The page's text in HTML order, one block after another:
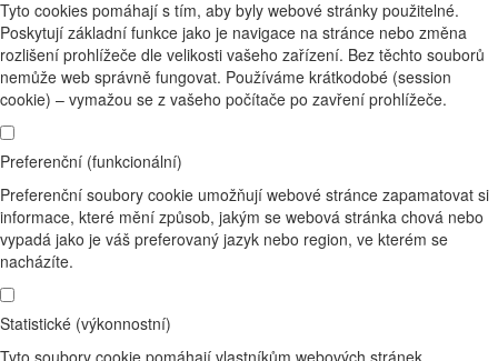
Tyto cookies pomáhají s tím, aby byly webové stránky použitelné.
Poskytují základní funkce jako je navigace na stránce nebo změna
rozlišení prohlížeče dle velikosti vašeho zařízení. Bez těchto souborů
nemůže web správně fungovat. Používáme krátkodobé (session
cookie) – vymažou se z vašeho počítače po zavření prohlížeče.
Preferenční (funkcionální)
Preferenční soubory cookie umožňují webové stránce zapamatovat si
informace, které mění způsob, jakým se webová stránka chová nebo
vypadá jako je váš preferovaný jazyk nebo region, ve kterém se
nacházíte.
Statistické (výkonnostní)